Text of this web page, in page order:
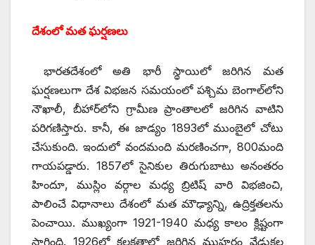
దేశంలో మత ఘర్షణలు
భారతదేశంలో అతి భారీ స్థాయిలో జరిగిన మత
ఘర్షణలుగా దేశ విభజన సమయంలో పశ్చిమ బెంగాల్‌లోని
నౌఖాలీ, బీహార్‌లోని గ్రామీణ ప్రాంతాలలో జరిగిన వాటిని
పరిగణిస్తారు. కానీ, ఈ జాడ్యం 1893లో ముంబైలో చోటు
చేసుకుంది. ఇందులో వందమంది మరణించగా, 800మంది
గాయపడ్డారు. 1857లో సైనికుల తిరుగుబాటు అనంతరం
హిందూ, ముస్లిం వర్గాల మధ్య బ్రిటిష్‌ ‌వారి విభజించి,
పాలించే విధానాలు దేశంలో మత మౌఢ్యాన్ని, ఉద్రిక్తతలను
పెంచాయి. ముఖ్యంగా 1921-1940 మధ్య కాలం క్లిష్టంగా
సాగింది. 1926లో కలకత్తాలో జరిగిన ముహర్రం వేడుకల